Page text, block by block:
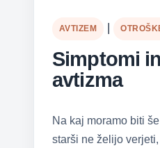
AVTIZEM
Simptomi
avtizma
Na kaj moramo biti
starši ne želijo